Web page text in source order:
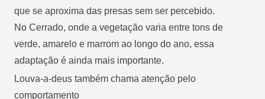
que se aproxima das presas sem ser percebido.
No Cerrado, onde a vegetação varia entre tons de
verde, amarelo e marrom ao longo do ano, essa
adaptação é ainda mais importante.
Louva-a-deus também chama atenção pelo
comportamento